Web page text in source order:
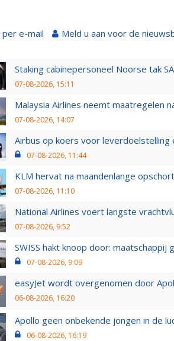
e-mail Meld u aan voor de
Staking cabinepersoneel Noorse tak
07-08-2026, 15:11
Malaysia Airlines neemt maatregelen
07-08-2026, 14:07
Airbus op koers voor
07-08-2026, 11:44
KLM hervat na maandenlange
07-08-2026, 11:10
National Airlines voert langste
07-08-2026, 9:52
SWISS hakt knoop door:
07-08-2026, 9:09
easyJet wordt overgenomen door
06-08-2026, 16:20
Apollo geen onbekende jongen in de
06-08-2026, 16:19